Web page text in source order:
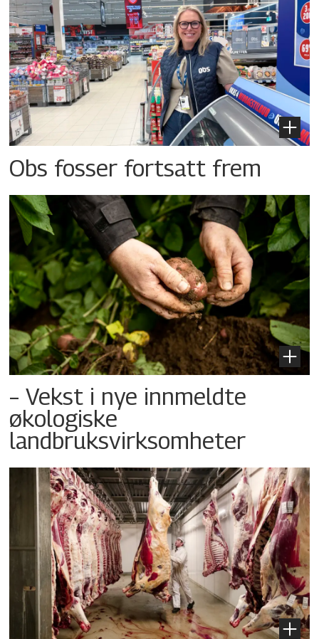
Obs fosser fortsatt frem
– Vekst i nye innmeldte
økologiske
landbruksvirksomheter